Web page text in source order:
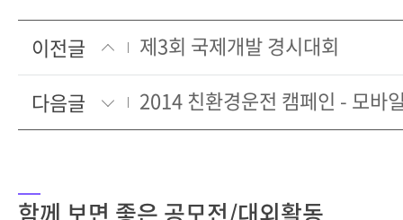
이전글
제3회 국제개발 경시대회
다음글
함께 보면 좋은 공모전/대외활동